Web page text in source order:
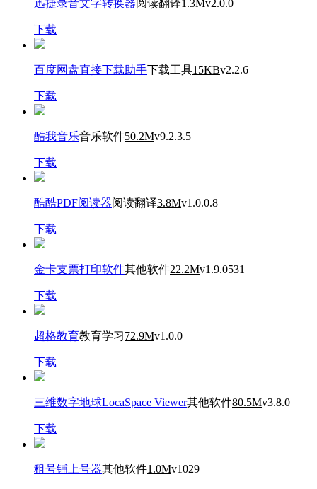
迅捷录音文字转换器 阅读翻译1.3Mv2.0.0
下载
百度网盘直接下载助手下载工具15KBv2.2.6
下载
酷我音乐音乐软件50.2Mv9.2.3.5
下载
酷酷PDF阅读器阅读翻译3.8Mv1.0.0.8
下载
金卡支票打印软件其他软件22.2Mv1.9.0531
下载
超格教育教育学习72.9Mv1.0.0
下载
三维数字地球LocaSpace Viewer其他软件80.5Mv3.8.0
下载
租号铺上号器其他软件1.0Mv1029